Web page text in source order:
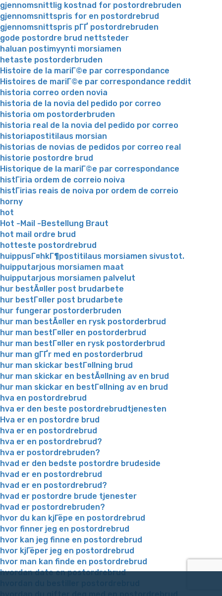
gjennomsnittlig kostnad for postordrebruden
gjennomsnittspris for en postordrebrud
gjennomsnittspris pГҐ postordrebruden
gode postordre brud nettsteder
haluan postimyynti morsiamen
hetaste postorderbruden
Histoire de la mariГ©e par correspondance
Histoires de mariГ©e par correspondance reddit
historia correo orden novia
historia de la novia del pedido por correo
historia om postorderbruden
historia real de la novia del pedido por correo
historiapostitilaus morsian
historias de novias de pedidos por correo real
historie postordre brud
Historique de la mariГ©e par correspondance
histГіria ordem de correio noiva
histГіrias reais de noiva por ordem de correio
horny
hot
Hot -Mail -Bestellung Braut
hot mail ordre brud
hotteste postordrebrud
huippusГ¤hkГ¶postitilaus morsiamen sivustot.
huipputarjous morsiamen maat
huipputarjous morsiamen palvelut
hur bestÃ¤ller post brudarbete
hur bestГ¤ller post brudarbete
hur fungerar postorderbruden
hur man bestÃ¤ller en rysk postorderbrud
hur man bestГ¤ller en postorderbrud
hur man bestГ¤ller en rysk postorderbrud
hur man gГҐr med en postorderbrud
hur man skickar bestГ¤llning brud
hur man skickar en bestÃ¤llning av en brud
hur man skickar en bestГ¤llning av en brud
hva en postordrebrud
hva er den beste postordrebrudtjenesten
Hva er en postordre brud
hva er en postordrebrud
hva er en postordrebrud?
hva er postordrebruden?
hvad er den bedste postordre brudeside
hvad er en postordrebrud
hvad er en postordrebrud?
hvad er postordre brude tjenester
hvad er postordrebruden?
hvor du kan kjГёpe en postordrebrud
hvor finner jeg en postordrebrud
hvor kan jeg finne en postordrebrud
hvor kjГёper jeg en postordrebrud
hvor man kan finde en postordrebrud
hvordan date en postordrebrud